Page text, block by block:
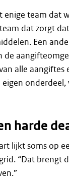
enige team dat
dat zorgt
Een
alle aangiftes
harde
lijkt soms op
“Dat brengt